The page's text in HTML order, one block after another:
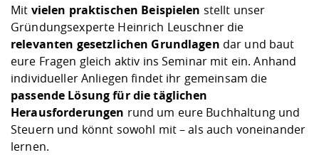
Jobs, Praktika,
Mit vielen praktischen Beispielen stellt unser
Gründungsexperte Heinrich Leuschner die
relevanten gesetzlichen Grundlagen dar und baut
eure Fragen gleich aktiv ins Seminar mit ein. Anhand
individueller Anliegen findet ihr gemeinsam die
passende Lösung für die täglichen
Herausforderungen rund um eure Buchhaltung und
Steuern und könnt sowohl mit – als auch voneinander
lernen.